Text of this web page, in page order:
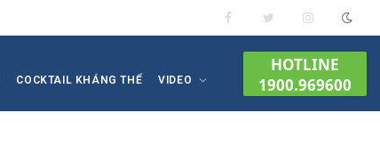
FacebookTwitterInstagram
COCKTAIL KHÁNG THỂ VIDEO
HOTLINE
1900.969600